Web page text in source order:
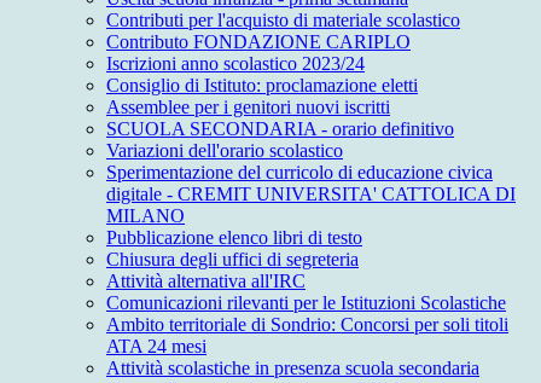
Contributi per l'acquisto di materiale scolastico
Contributo FONDAZIONE CARIPLO
Iscrizioni anno scolastico 2023/24
Consiglio di Istituto: proclamazione eletti
Assemblee per i genitori nuovi iscritti
SCUOLA SECONDARIA - orario definitivo
Variazioni dell'orario scolastico
Sperimentazione del curricolo di educazione civica
digitale - CREMIT UNIVERSITA' CATTOLICA DI
MILANO
Pubblicazione elenco libri di testo
Chiusura degli uffici di segreteria
Attività alternativa all'IRC
Comunicazioni rilevanti per le Istituzioni Scolastiche
Ambito territoriale di Sondrio: Concorsi per soli titoli
ATA 24 mesi
Attività scolastiche in presenza scuola secondaria